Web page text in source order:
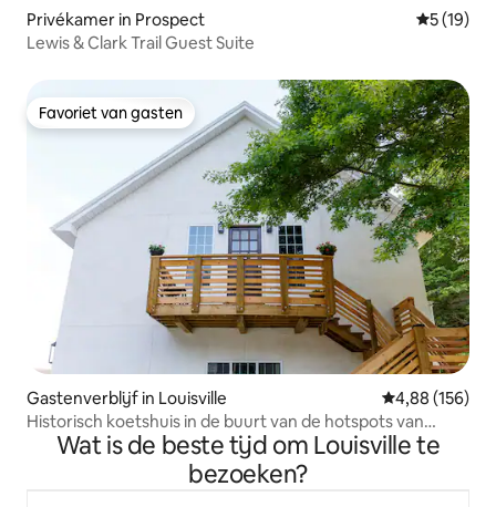
Privékamer in Prospect
5 (19)
Lewis & Clark Trail Guest Suite
Favoriet van gasten
Favoriet van gasten
Gastenverblijf in Louisville Gemiddelde
4,88 (156)
Historisch koetshuis in de buurt van de hotspots van
Louisville
Wat is de beste tijd om Louisville te
bezoeken?